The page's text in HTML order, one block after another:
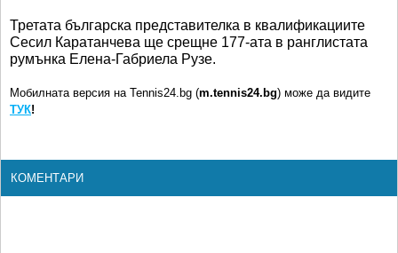
Третата българска представителка в квалификациите
Сесил Каратанчева ще срещне 177-ата в ранглистата
румънка Елена-Габриела Рузе.
Мобилната версия на Tennis24.bg (m.tennis24.bg) може да видите
ТУК!
КОМЕНТАРИ